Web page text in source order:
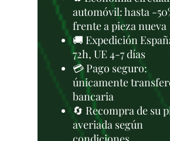
automóvil: hasta -
frente a pieza nueva
🚚 Expedición
72h, UE 4-7 días
💳 Pago seguro:
únicamente
bancaria
🔄 Recompra de su
averiada según